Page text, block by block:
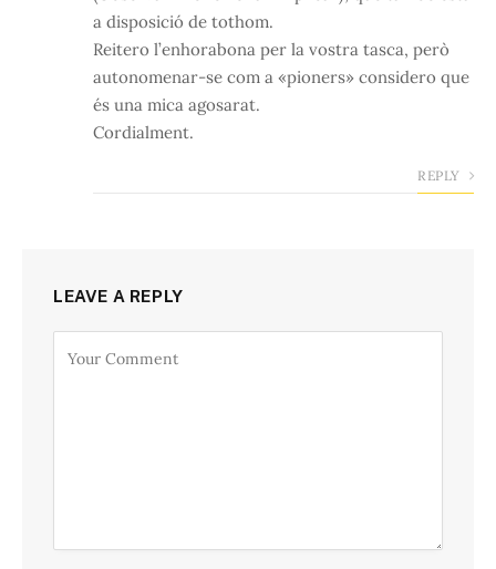
a disposició de tothom.
Reitero l’enhorabona per la vostra tasca, però
autonomenar-se com a «pioners» considero que
és una mica agosarat.
Cordialment.
REPLY
LEAVE A REPLY